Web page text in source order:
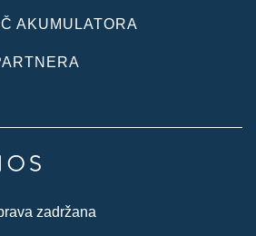
AKUMULATORA
zadržana